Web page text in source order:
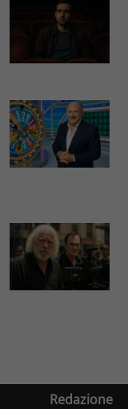
Redazione